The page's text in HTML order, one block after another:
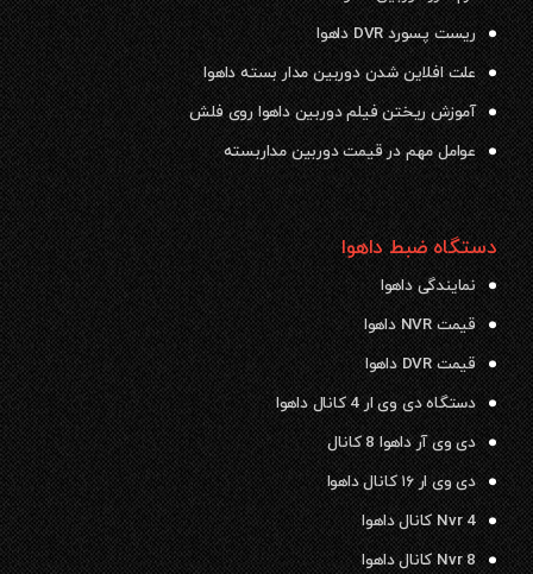
ریست پسورد DVR داهوا
علت افلاین شدن دوربین مدار بسته داهوا
آموزش ریختن فیلم دوربین داهوا روی فلش
عوامل مهم در قیمت دوربین مداربسته
دستگاه ضبط داهوا
نمایندگی داهوا
قیمت NVR داهوا
قیمت DVR داهوا
دستگاه دی وی ار 4 کانال داهوا
دی وی آر داهوا 8 کانال
دی وی ار ۱۶ کانال داهوا
Nvr 4 کانال داهوا
Nvr 8 کانال داهوا